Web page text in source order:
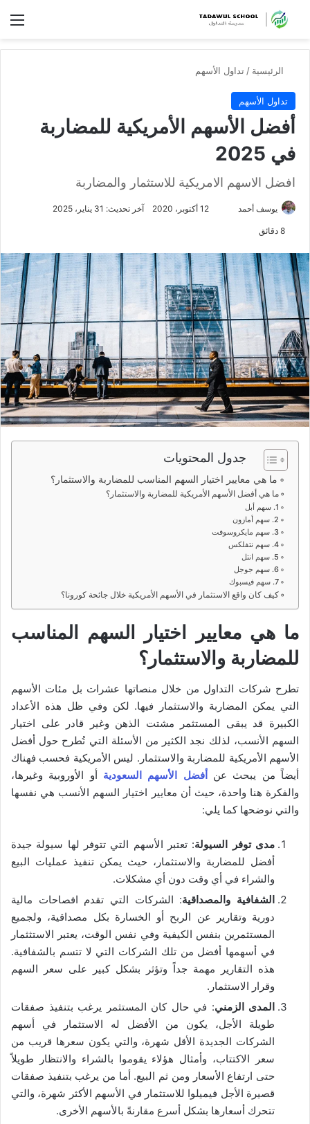
الرئيسية / تداول الأسهم
تداول الأسهم
أفضل الأسهم الأمريكية للمضاربة
في 2025
افضل الاسهم الامريكية للاستثمار والمضاربة
يوسف أحمد 12 أكتوبر، 2020 آخر تحديث: 31 يناير، 2025
جدول المحتويات
ما هي معايير اختيار السهم المناسب للمضاربة والاستثمار؟
ما هي أفضل الأسهم الأمريكية للمضاربة والاستثمار؟
1. سهم أبل
2. سهم أمازون
3. سهم مايكروسوفت
4. سهم نتفلكس
5. سهم انتل
6. سهم جوجل
7. سهم فيسبوك
كيف كان واقع الاستثمار في الأسهم الأمريكية خلال جائحة كورونا؟
ما هي معايير اختيار السهم المناسب
للمضاربة والاستثمار؟
تطرح شركات التداول من خلال منصاتها عشرات بل مئات الأسهم
التي يمكن المضاربة والاستثمار فيها. لكن وفي ظل هذه الأعداد
الكبيرة قد يبقى المستثمر مشتت الذهن وغير قادر على اختيار
السهم الأنسب، لذلك نجد الكثير من الأسئلة التي تُطرح حول أفضل
الأسهم الأمريكية للمضاربة والاستثمار. ليس الأمريكية فحسب فهناك
أيضاً من يبحث عن أفضل الأسهم السعودية أو الأوروبية وغيرها،
والفكرة هنا واحدة، حيث أن معايير اختيار السهم الأنسب هي نفسها
والتي نوضحها كما يلي:
مدى توفر السيولة: تعتبر الأسهم التي تتوفر لها سيولة جيدة
أفضل للمضاربة والاستثمار، حيث يمكن تنفيذ عمليات البيع
والشراء في أي وقت دون أي مشكلات.
الشفافية والمصداقية: الشركات التي تقدم افصاحات مالية
دورية وتقارير عن الربح أو الخسارة بكل مصداقية، ولجميع
المستثمرين بنفس الكيفية وفي نفس الوقت، يعتبر الاستثثمار
في أسهمها أفضل من تلك الشركات التي لا تتسم بالشفافية.
هذه التقارير مهمة جداً وتؤثر بشكل كبير على سعر السهم
وقرار الاستثمار.
المدى الزمني: في حال كان المستثمر يرغب بتنفيذ صفقات
طويلة الأجل، يكون من الأفضل له الاستثمار في أسهم
الشركات الجديدة الأقل شهرة، والتي يكون سعرها قريب من
سعر الاكتتاب، وأمثال هؤلاء يقوموا بالشراء والانتظار طويلاً
حتى ارتفاع الأسعار ومن ثم البيع. أما من يرغب بتنفيذ صفقات
قصيرة الأجل فيميلوا للاستثمار في الأسهم الأكثر شهرة، والتي
تتحرك أسعارها بشكل أسرع مقارنةً بالأسهم الأخرى.